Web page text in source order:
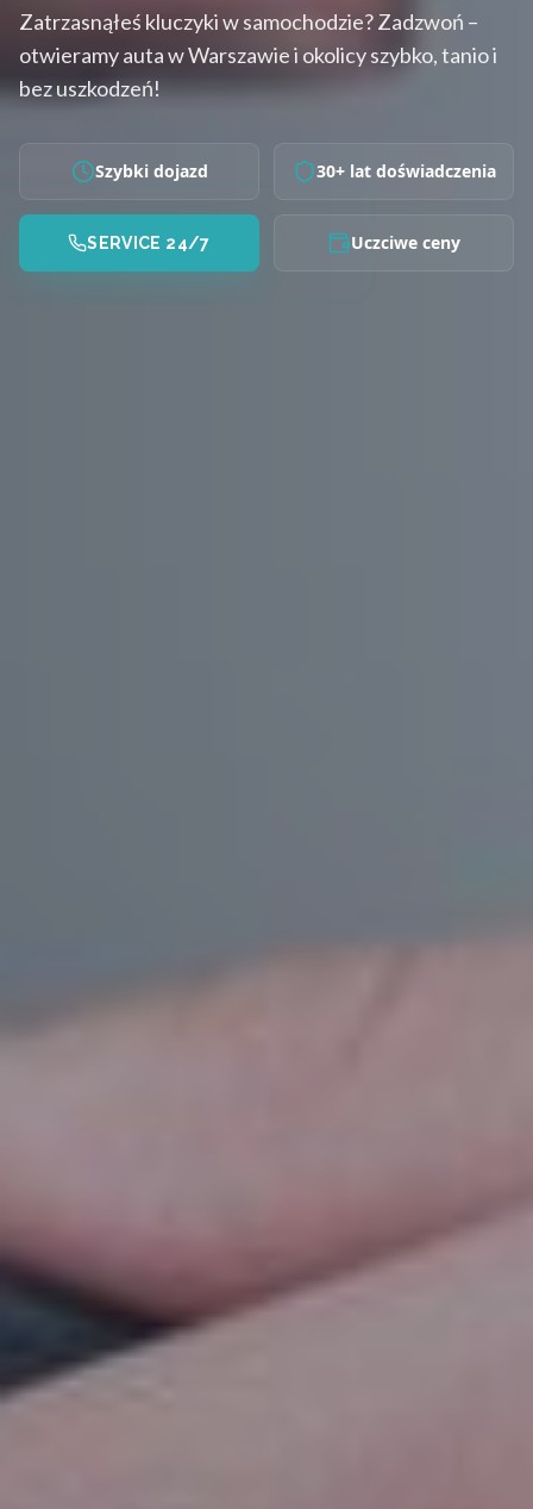
Zatrzasnąłeś kluczyki w samochodzie? Zadzwoń –
otwieramy auta w Warszawie i okolicy szybko, tanio i
bez uszkodzeń!
Szybki dojazd 30+ lat doświadczenia
SERVICE 24/7 Uczciwe ceny